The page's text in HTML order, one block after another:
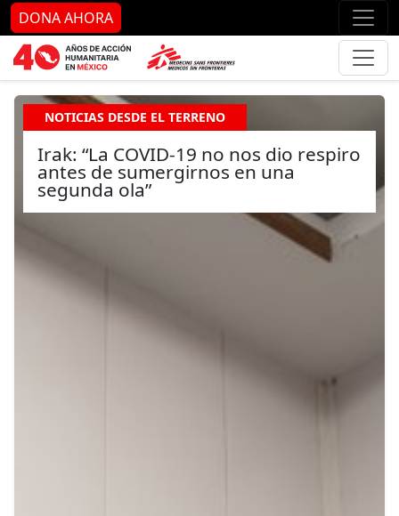
Ir al contenido principal Ir
DONA AHORA
NOTICIAS DESDE EL TERRENO
Irak: “La COVID-19 no nos dio respiro
antes de sumergirnos en una
segunda ola”